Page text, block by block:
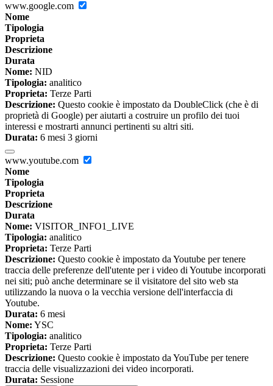
www.google.com
Nome
Tipologia
Proprieta
Descrizione
Durata
Nome: NID
Tipologia: analitico
Proprieta: Terze Parti
Descrizione: Questo cookie è impostato da DoubleClick (che è di
proprietà di Google) per aiutarti a costruire un profilo dei tuoi
interessi e mostrarti annunci pertinenti su altri siti.
Durata: 6 mesi 3 giorni
www.youtube.com
Nome
Tipologia
Proprieta
Descrizione
Durata
Nome: VISITOR_INFO1_LIVE
Tipologia: analitico
Proprieta: Terze Parti
Descrizione: Questo cookie è impostato da Youtube per tenere
traccia delle preferenze dell'utente per i video di Youtube incorporati
nei siti; può anche determinare se il visitatore del sito web sta
utilizzando la nuova o la vecchia versione dell'interfaccia di
Youtube.
Durata: 6 mesi
Nome: YSC
Tipologia: analitico
Proprieta: Terze Parti
Descrizione: Questo cookie è impostato da YouTube per tenere
traccia delle visualizzazioni dei video incorporati.
Durata: Sessione